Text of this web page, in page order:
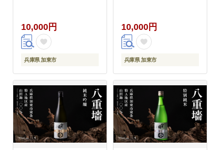
10,000円
兵庫県 加東市
10,000円
兵庫県 加東市